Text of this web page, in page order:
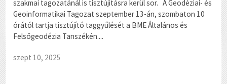
szakmai tagozatánál is tisztújításra kerül sor. A Geodéziai- és
Geoinformatikai Tagozat szeptember 13-án, szombaton 10
órától tartja tisztújító taggyűlését a BME Általános és
Felsőgeodézia Tanszékén....
szept 10, 2025